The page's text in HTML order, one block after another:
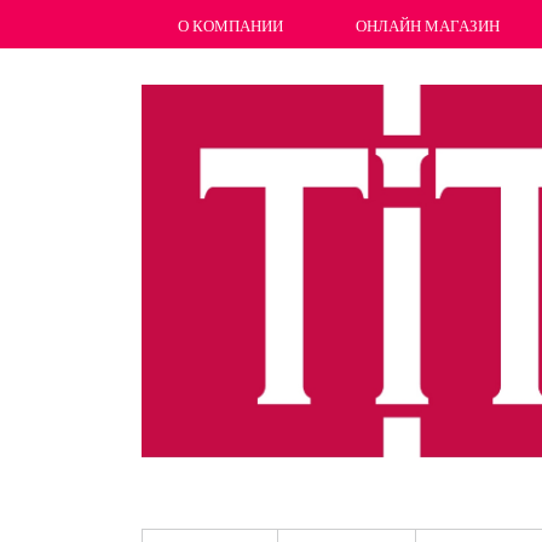
О КОМПАНИИ ОНЛАЙН МАГАЗИН